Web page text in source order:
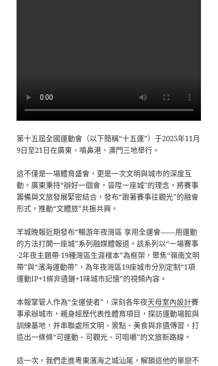
第十五屆全國運動會（以下簡稱“十五運”）于2025年11月
9日至21日在廣東、噴鼻港、澳門三地舉行。
這不僅是一場體育盛會，更是一次文明與城市的深度互
動。廣東秉持“辦好一個會，晉陞一座城”的理念，將賽事
籌備與文旅發展緊密結合，發布“跟著賽事往觀光”的融會
形式，推動“文體旅”共振共興。
羊城晚報近期發布“暢游年夜灣區 享用全運會——用運動
的方法打開一座城”系列融媒體報道。該系列以“一場賽事
·2年夜主題帶·19種灣區生涯樣本”為框架，聚焦“嶺南文明
帶”與“濱海運動帶”，為年夜灣區19座城市分別定制“1項
運動IP+1條非遺鏈+1味城市記憶”的視頻內容。
本報掌管人作為“全運使者”，深刻各年夜天母室內設計賽
事承辦城市，親身經歷代表性體育項目，探訪運動場館與
訓練基地，并串聯處所文明、景點、美食與非遺傳習，打
造出一條條“可運動、可觀光、可咀嚼”的文旅新路線。
這一次，我們走進粵東濱海之城汕尾，解鎖這他的單戀不